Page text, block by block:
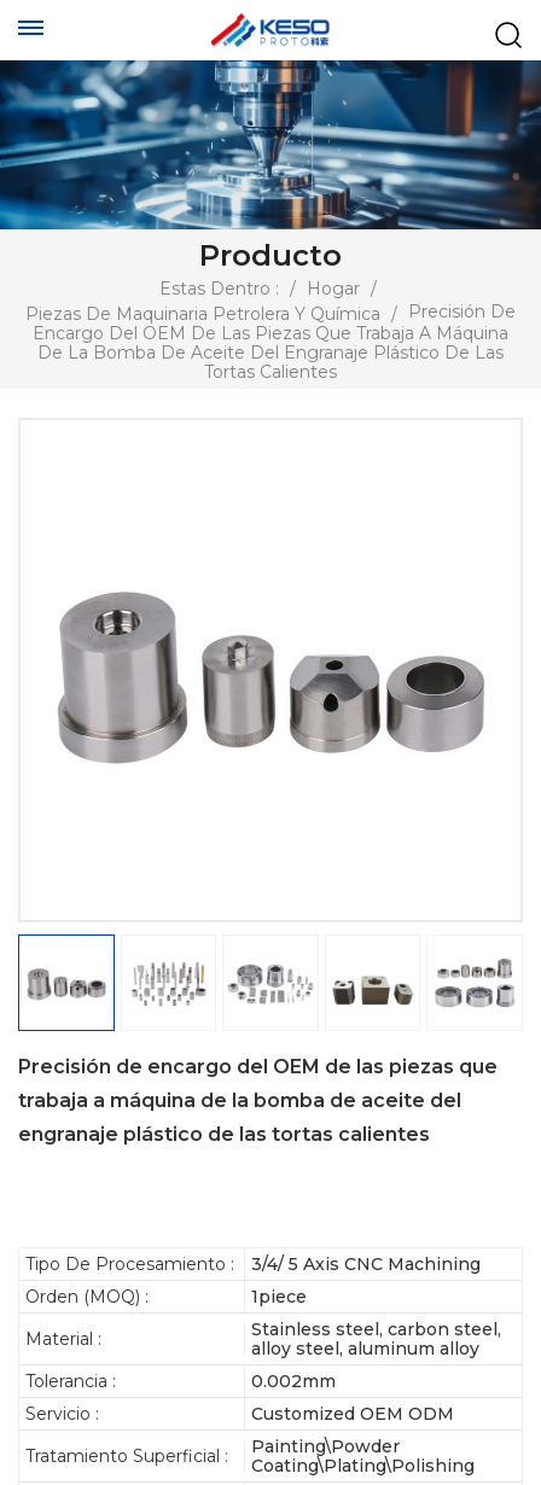
Producto
Estas Dentro : / Hogar /
Piezas De Maquinaria Petrolera Y Química /
Precisión De
Encargo Del OEM De Las Piezas Que Trabaja A Máquina
De La Bomba De Aceite Del Engranaje Plástico De Las
Tortas Calientes
Precisión de encargo del OEM de las piezas que
trabaja a máquina de la bomba de aceite del
engranaje plástico de las tortas calientes
Tipo De Procesamiento :
3/4/ 5 Axis CNC Machining
Orden (MOQ) :
1piece
Material :
Stainless steel, carbon steel,
alloy steel, aluminum alloy
Tolerancia :
0.002mm
Servicio :
Customized OEM ODM
Tratamiento Superficial :
Painting\Powder
Coating\Plating\Polishing